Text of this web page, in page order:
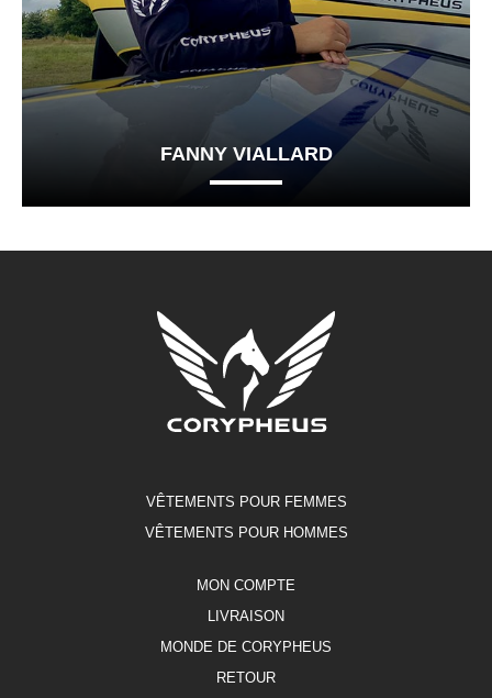
FANNY VIALLARD
VÊTEMENTS POUR FEMMES
VÊTEMENTS POUR HOMMES
MON COMPTE
LIVRAISON
MONDE DE CORYPHEUS
RETOUR